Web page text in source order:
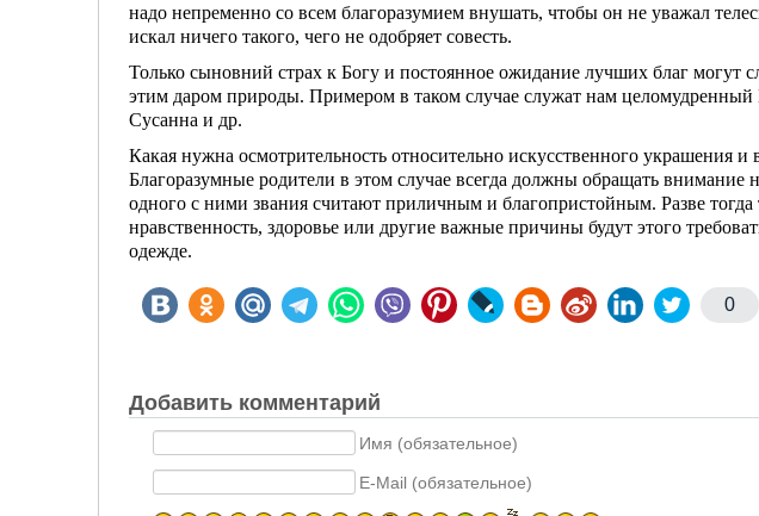
надо непременно со всем благоразумием внушать, чтобы он не уважал
искал ничего такого, чего не одобряет совесть.
Только сыновний страх к Богу и постоянное ожидание лучших благ могут
этим даром природы. Примером в таком случае служат нам
Сусанна и др.
Какая нужна осмотрительность относительно искусственного украшения
Благоразумные роди­тели в этом случае всегда должны обращать внима­ние
одного с ними звания считают приличным и благопристойным. Разве тогда
нравственность, здоровье или другие важные причины будут этого
одежде.
0
Добавить комментарий
Имя (обязательное)
E-Mail (обязательное)